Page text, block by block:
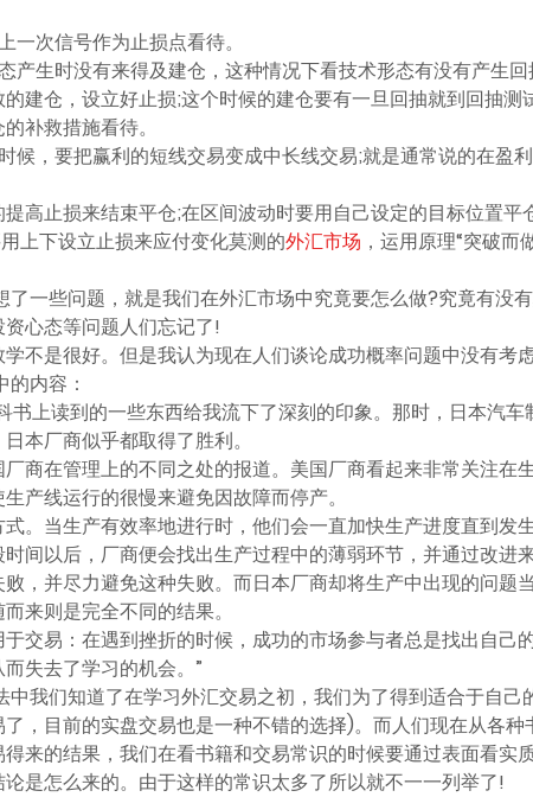
一次信号作为止损点看待。
产生时没有来得及建仓，这种情况下看技术形态有没有产生
建仓，设立好止损;这个时候的建仓要有一旦回抽就到回抽测
补救措施看待。
候，要把赢利的短线交易变成中长线交易;就是通常说的在盈
高止损来结束平仓;在区间波动时要用自己设定的目标位置平
上下设立止损来应付变化莫测的外汇市场 ，运用原理“突破
一些问题，就是我们在外汇市场中究竟要怎么做?究竟有没
心态等问题人们忘记了!
不是很好。但是我认为现在人们谈论成功概率问题中没有考
内容：
书上读到的一些东西给我流下了深刻的印象。那时，日本汽
本厂商似乎都取得了胜利。
商在管理上的不同之处的报道。美国厂商看起来非常关注在
产线运行的很慢来避免因故障而停产。
。当生产有效率地进行时，他们会一直加快生产进度直到发
间以后，厂商便会找出生产过程中的薄弱环节，并通过改进
，并尽力避免这种失败。而日本厂商却将生产中出现的问题
来则是完全不同的结果。
交易：在遇到挫折的时候，成功的市场参与者总是找出自己
失去了学习的机会。”
们知道了在学习外汇交易之初，我们为了得到适合于自己
，目前的实盘交易也是一种不错的选择)。而人们现在从各
来的结果，我们在看书籍和交易常识的时候要通过表面看实
是怎么来的。由于这样的常识太多了所以就不一一列举了!